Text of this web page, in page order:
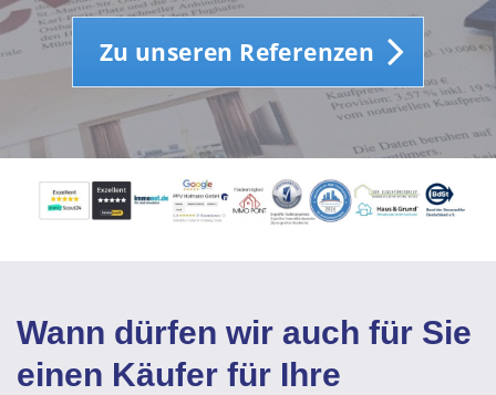
Zu unseren Referenzen
Wann dürfen wir auch für Sie
einen Käufer für Ihre